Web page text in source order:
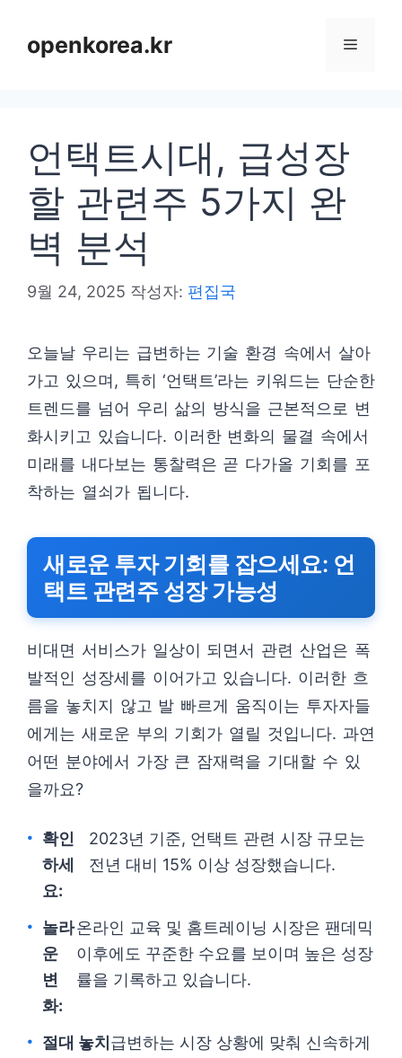
openkorea.kr 메
언택트시대, 급성장
할 관련주 5가지 완
벽 분석
9월 24, 2025 작성자: 편집국
오늘날 우리는 급변하는 기술 환경 속에서 살아
가고 있으며, 특히 ‘언택트’라는 키워드는 단순한
트렌드를 넘어 우리 삶의 방식을 근본적으로 변
화시키고 있습니다. 이러한 변화의 물결 속에서
미래를 내다보는 통찰력은 곧 다가올 기회를 포
착하는 열쇠가 됩니다.
새로운 투자 기회를 잡으세요: 언
택트 관련주 성장 가능성
비대면 서비스가 일상이 되면서 관련 산업은 폭
발적인 성장세를 이어가고 있습니다. 이러한 흐
름을 놓치지 않고 발 빠르게 움직이는 투자자들
에게는 새로운 부의 기회가 열릴 것입니다. 과연
어떤 분야에서 가장 큰 잠재력을 기대할 수 있
을까요?
확인
하세
요:
2023년 기준, 언택트 관련 시장 규모는
전년 대비 15% 이상 성장했습니다.
놀라
운
변
화:
온라인 교육 및 홈트레이닝 시장은 팬데믹
이후에도 꾸준한 수요를 보이며 높은 성장
률을 기록하고 있습니다.
절대 놓치 급변하는 시장 상황에 맞춰 신속하게